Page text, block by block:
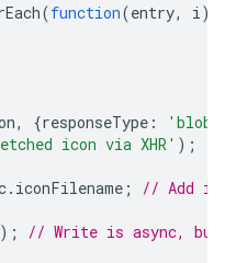
(function(entry, i )
, {responseType : 'blob'
icon via XHR' );
. iconFilename ; // Add
); // Write is async,